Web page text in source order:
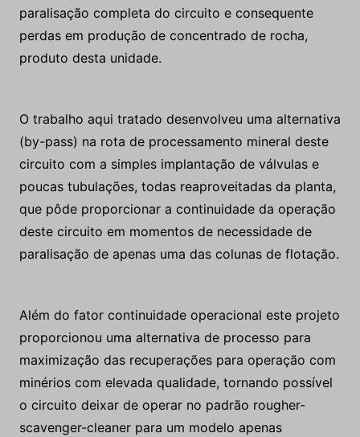
paralisação completa do circuito e consequente
perdas em produção de concentrado de rocha,
produto desta unidade.
O trabalho aqui tratado desenvolveu uma alternativa
(by-pass) na rota de processamento mineral deste
circuito com a simples implantação de válvulas e
poucas tubulações, todas reaproveitadas da planta,
que pôde proporcionar a continuidade da operação
deste circuito em momentos de necessidade de
paralisação de apenas uma das colunas de flotação.
Além do fator continuidade operacional este projeto
proporcionou uma alternativa de processo para
maximização das recuperações para operação com
minérios com elevada qualidade, tornando possível
o circuito deixar de operar no padrão rougher-
scavenger-cleaner para um modelo apenas